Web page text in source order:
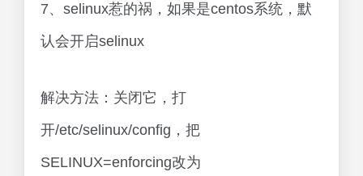
7、selinux惹的祸，如果是centos系统，默
认会开启selinux
解决方法：关闭它，打
开/etc/selinux/config，把
SELINUX=enforcing改为